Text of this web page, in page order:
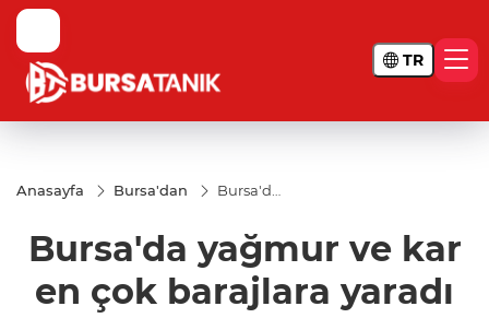
TR
Anasayfa Bursa'dan
Bursa'da
çok
barajlara
yaradı
Bursa'da yağmur ve kar
en çok barajlara yaradı